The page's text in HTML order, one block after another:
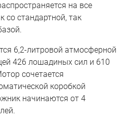
на все
со стандартной, так
6,2-литровой атмосферной
426 лошадиных сил и 610
сочетается
коробкой
начинаются от 4